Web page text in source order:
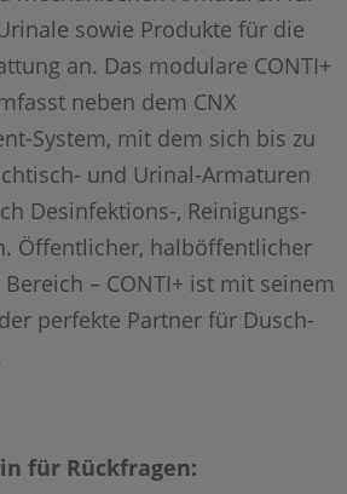
sowie Produkte für die
an. Das modulare CONTI+
neben dem CNX
System, mit dem sich bis zu
und Urinal-Armaturen
Desinfektions-, Reinigungs-
Öffentlicher, halböffentlicher
– CONTI+ ist mit seinem
perfekte Partner für Dusch-
für Rückfragen: